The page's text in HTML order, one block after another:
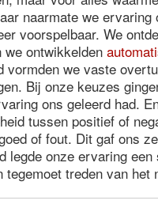
naarmate we ervaring
voorspelbaar. We
we ontwikkelden
vormden we vaste
Bij onze keuzes
ons geleerd had.
tussen positief of
of fout. Dit gaf ons
legde onze ervaring
tegemoet treden van het